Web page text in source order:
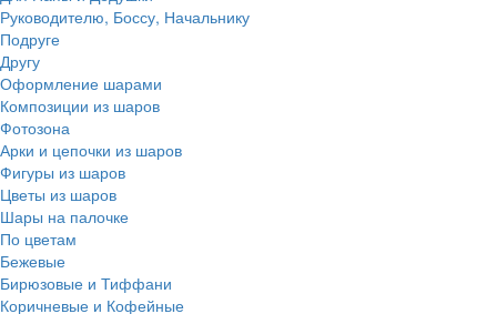
Руководителю, Боссу, Начальнику
Подруге
Другу
Оформление шарами
Композиции из шаров
Фотозона
Арки и цепочки из шаров
Фигуры из шаров
Цветы из шаров
Шары на палочке
По цветам
Бежевые
Бирюзовые и Тиффани
Коричневые и Кофейные